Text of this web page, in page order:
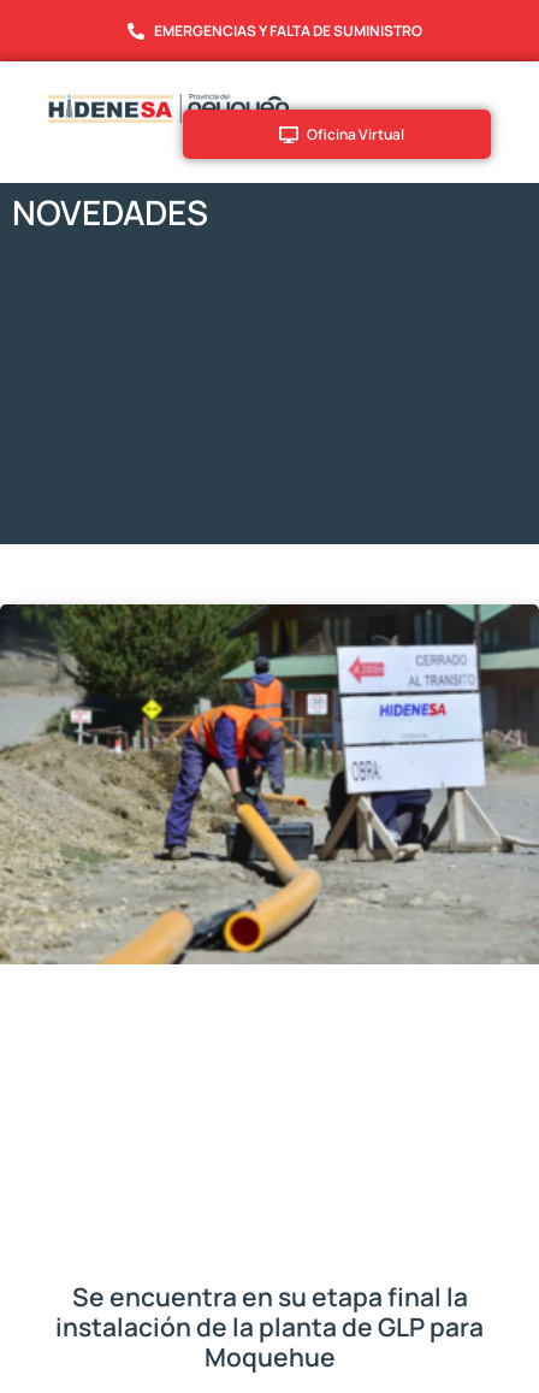
EMERGENCIAS Y FALTA DE SUMINISTRO
Oficina Virtual
NOVEDADES
Se encuentra en su etapa final la
instalación de la planta de GLP para
Moquehue